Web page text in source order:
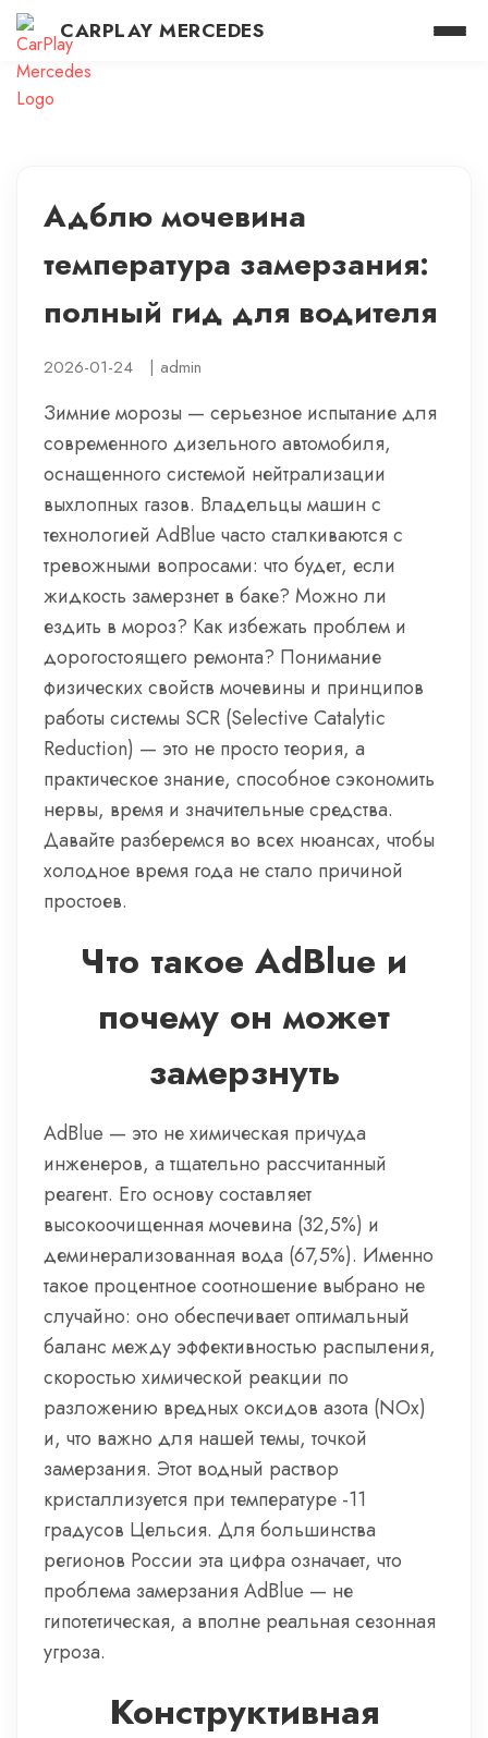
CARPLAY MERCEDES
Адблю мочевина
температура замерзания:
полный гид для водителя
2026-01-24 | admin
Зимние морозы — серьезное испытание для
современного дизельного автомобиля,
оснащенного системой нейтрализации
выхлопных газов. Владельцы машин с
технологией AdBlue часто сталкиваются с
тревожными вопросами: что будет, если
жидкость замерзнет в баке? Можно ли
ездить в мороз? Как избежать проблем и
дорогостоящего ремонта? Понимание
физических свойств мочевины и принципов
работы системы SCR (Selective Catalytic
Reduction) — это не просто теория, а
практическое знание, способное сэкономить
нервы, время и значительные средства.
Давайте разберемся во всех нюансах, чтобы
холодное время года не стало причиной
простоев.
Что такое AdBlue и
почему он может
замерзнуть
AdBlue — это не химическая причуда
инженеров, а тщательно рассчитанный
реагент. Его основу составляет
высокоочищенная мочевина (32,5%) и
деминерализованная вода (67,5%). Именно
такое процентное соотношение выбрано не
случайно: оно обеспечивает оптимальный
баланс между эффективностью распыления,
скоростью химической реакции по
разложению вредных оксидов азота (NOx)
и, что важно для нашей темы, точкой
замерзания. Этот водный раствор
кристаллизуется при температуре -11
градусов Цельсия. Для большинства
регионов России эта цифра означает, что
проблема замерзания AdBlue — не
гипотетическая, а вполне реальная сезонная
угроза.
Конструктивная